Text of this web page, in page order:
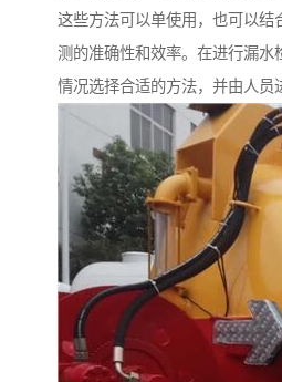
这些方法可以单使用，也可以结
测的准确性和效率。在进行漏水
情况选择合适的方法，并由人员